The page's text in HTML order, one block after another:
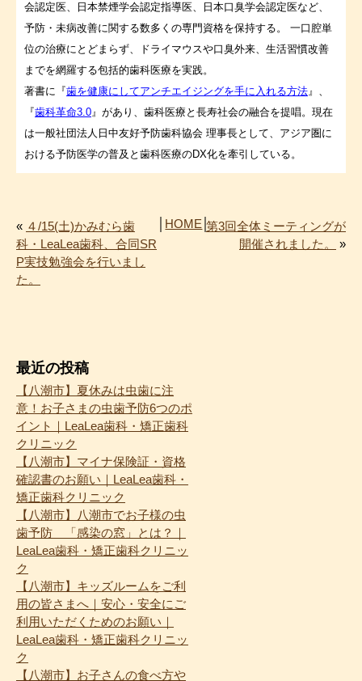
会認定医、日本禁煙学会認定指導医、日本口臭学会認定医など、
予防・未病改善に関する数多くの専門資格を保持する。 一口腔単
位の治療にとどまらず、ドライマウスや口臭外来、生活習慣改善
までを網羅する包括的歯科医療を実践。
著書に『歯を健康にしてアンチエイジングを手に入れる方法』、
『歯科革命3.0』があり、歯科医療と長寿社会の融合を提唱。現在
は一般社団法人日中友好予防歯科協会 理事長として、アジア圏に
おける予防医学の普及と歯科医療のDX化を牽引している。
« ４/15(土)かみむら歯
科・LeaLea歯科、合同SR
P実技勉強会を行いまし
た。
HOME │
第3回全体ミーティングが
開催されました。
»
最近の投稿
【八潮市】夏休みは虫歯に注
意！お子さまの虫歯予防6つのポ
イント｜LeaLea歯科・矯正歯科
クリニック
【八潮市】マイナ保険証・資格
確認書のお願い｜LeaLea歯科・
矯正歯科クリニック
【八潮市】八潮市でお子様の虫
歯予防 「感染の窓」とは？｜
LeaLea歯科・矯正歯科クリニッ
ク
【八潮市】キッズルームをご利
用の皆さまへ｜安心・安全にご
利用いただくためのお願い｜
LeaLea歯科・矯正歯科クリニッ
ク
【八潮市】お子さんの食べ方や